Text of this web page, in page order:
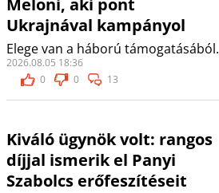
Meloni, aki pont
Ukrajnával kampányol
Elege van a háború támogatásából.
2026.08.05 18:36
0
0 13
Kiváló ügynök volt: rangos
díjjal ismerik el Panyi
Szabolcs erőfeszítéseit